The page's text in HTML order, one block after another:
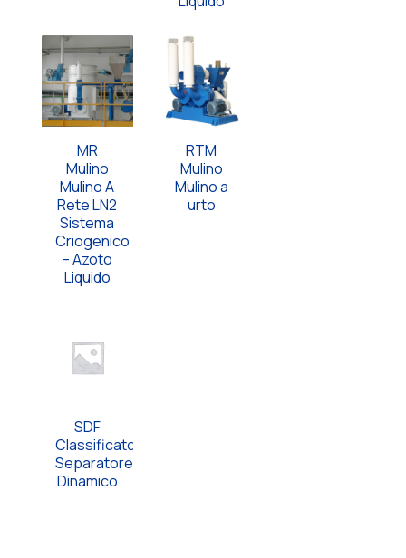
MR
Mulino
Mulino A
Rete LN2
Sistema
Criogenico
– Azoto
Liquido
RTM
Mulino
Mulino a
urto
SDF
Classificatore
Separatore
Dinamico